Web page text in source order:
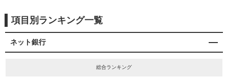
項目別ランキング一覧
ネット銀行
総合ランキング